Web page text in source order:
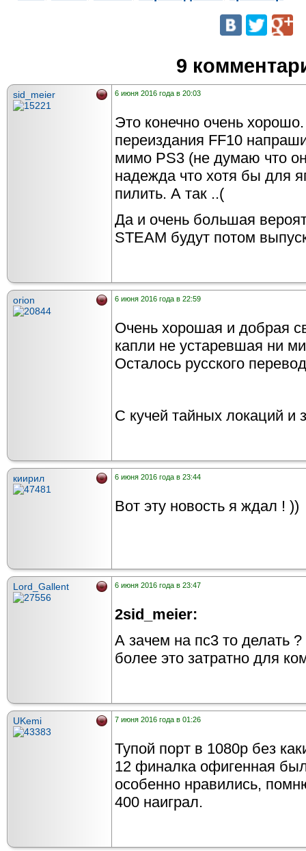
9
sid_meier 6 июня 2016 года в 20:03
Это конечно очень
переиздания FF10
мимо PS3 (не думаю что
надежда что хотя бы для
пилить. А так ..(
Да и очень большая
STEAM будут потом
orion 6 июня 2016 года в 22:59
Очень хорошая и добрая
капли не устаревшая ни
Осталось русского
С кучей тайных локаций и
киирил 6 июня 2016 года в 23:44
Вот эту новость я ждал ! ))
Lord_Gallent 6 июня 2016 года в 23:47
2sid_meier:
А зачем на пс3 то делать
более это затратно для
UKemi 7 июня 2016 года в 01:26
Тупой порт в 1080р без
12 финалка офигенная
особенно нравились,
400 наиграл.